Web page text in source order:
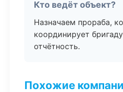
Кто ведёт объект?
Назначаем прораба,
координирует
отчётность.
Похожие